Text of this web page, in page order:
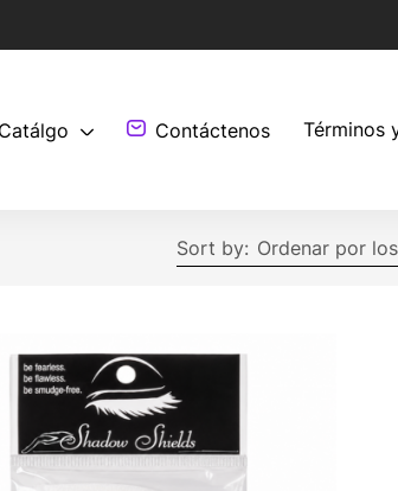
Catálgo Contáctenos Términos
Sort by: Ordenar por